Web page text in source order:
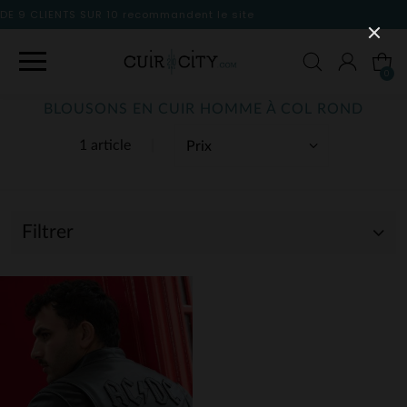
le site
1 article
BLOUSONS EN CUIR HOMME À COL ROND
Filtrer